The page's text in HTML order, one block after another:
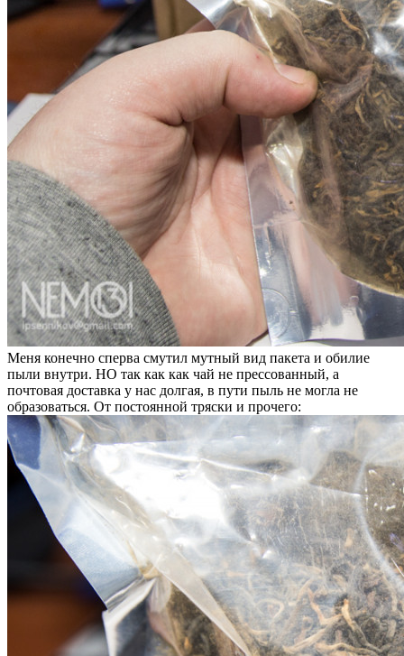
Меня конечно сперва смутил мутный вид пакета и обилие
пыли внутри. НО так как как чай не прессованный, а
почтовая доставка у нас долгая, в пути пыль не могла не
образоваться. От постоянной тряски и прочего: